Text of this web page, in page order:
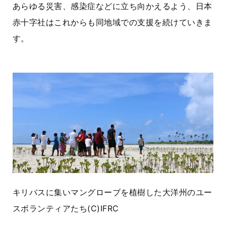
あらゆる災害、感染症などに立ち向かえるよう、日本
赤十字社はこれからも同地域での支援を続けていきま
す。
キリバスに集いマングローブを植樹した大洋州のユー
スボランティアたち(C)IFRC